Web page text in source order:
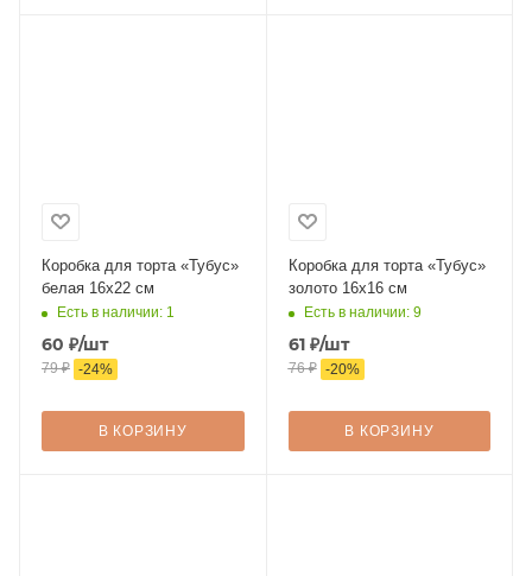
Коробка для торта «Тубус»
белая 16х22 см
Есть в наличии: 1
60 ₽/шт
79₽ -24%
В КОРЗИНУ
Коробка для торта «Тубус»
золото 16х16 см
Есть в наличии: 9
61₽/шт
76₽ -20%
В КОРЗИНУ